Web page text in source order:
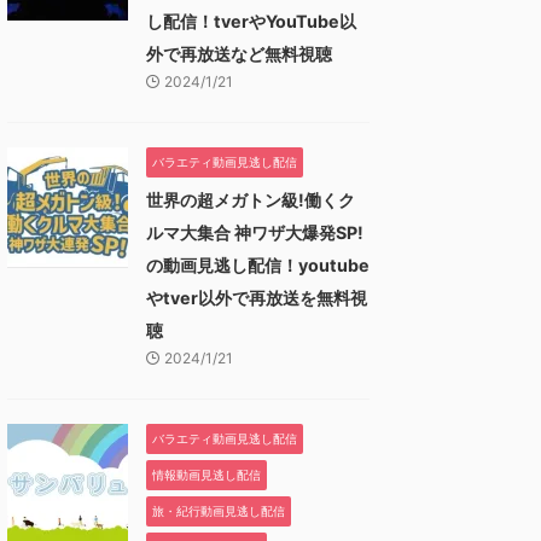
し配信！tverやYouTube以
外で再放送など無料視聴
2024/1/21
バラエティ動画見逃し配信
世界の超メガトン級!働くク
ルマ大集合 神ワザ大爆発SP!
の動画見逃し配信！youtube
やtver以外で再放送を無料視
聴
2024/1/21
バラエティ動画見逃し配信
情報動画見逃し配信
旅・紀行動画見逃し配信